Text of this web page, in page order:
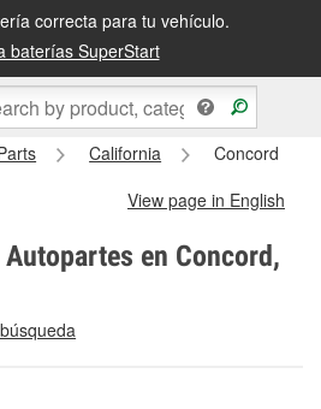
correcta para tu vehículo.
baterías SuperStart
California
Concord
View page in English
en Concord,